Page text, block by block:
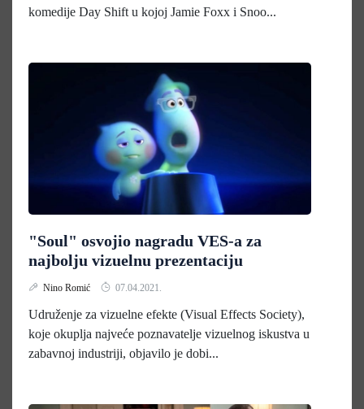
komedije Day Shift u kojoj Jamie Foxx i Snoo...
"Soul" osvojio nagradu VES-a za
najbolju vizuelnu prezentaciju
Nino Romić 07.04.2021.
Udruženje za vizuelne efekte (Visual Effects Society),
koje okuplja najveće poznavatelje vizuelnog iskustva u
zabavnoj industriji, objavilo je dobi...